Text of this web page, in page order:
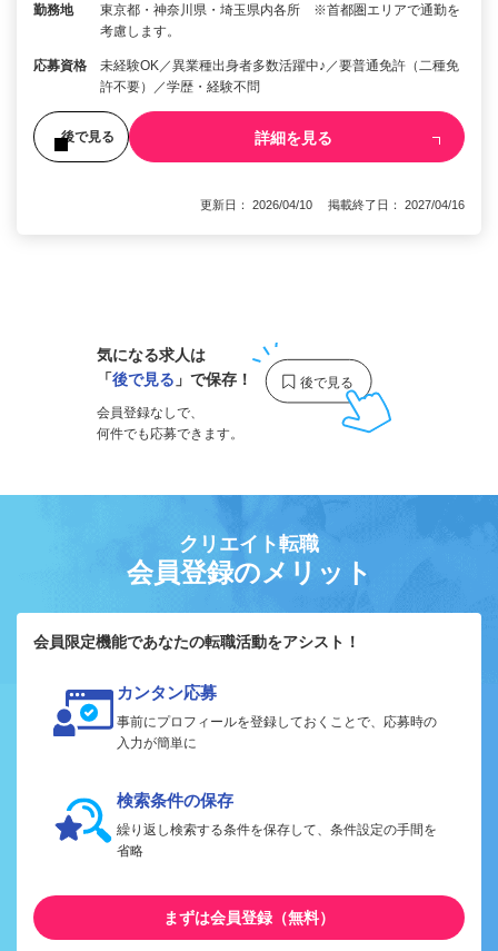
勤務地
東京都・神奈川県・埼玉県内各所 ※首都圏エリアで通勤を
考慮します。
応募資格
未経験OK／異業種出身者多数活躍中♪／要普通免許（二種免
許不要）／学歴・経験不問
後で見る 詳細を見る
更新日： 2026/04/10 掲載終了日： 2027/04/16
気になる求人は
「後で見る 」で保存！
会員登録なしで、
何件でも応募できます。
クリエイト転職
会員登録のメリット
会員限定機能であなたの転職活動をアシスト！
カンタン応募
事前にプロフィールを登録しておくことで、応募時の
入力が簡単に
検索条件の保存
繰り返し検索する条件を保存して、条件設定の手間を
省略
まずは会員登録（無料）